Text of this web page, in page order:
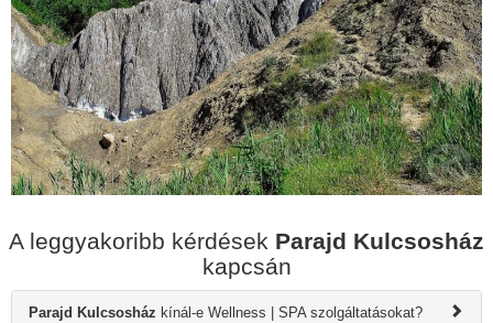
A leggyakoribb kérdések Parajd Kulcsosház
kapcsán
Parajd Kulcsosház kínál-e Wellness | SPA szolgáltatásokat?